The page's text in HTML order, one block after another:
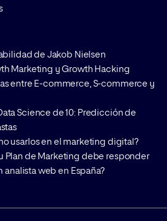
de Jakob Nielsen
Marketing y Growth Hacking
entre E-commerce, S-commerce y
Science de 10: Predicción de
usarlos en el marketing digital?
Plan de Marketing debe responder
analista web en España?